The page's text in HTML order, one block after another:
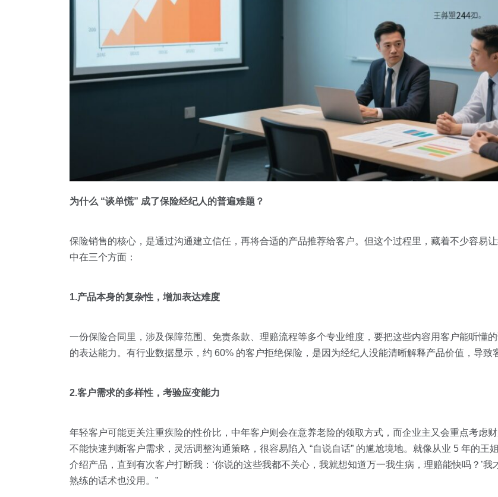
为什么 “谈单慌” 成了保险经纪人的普遍难题？
保险销售的核心，是通过沟通建立信任，再将合适的产品推荐给客户。但这个过程里，藏着不少容易
中在三个方面：
1.产品本身的复杂性，增加表达难度
一份保险合同里，涉及保障范围、免责条款、理赔流程等多个专业维度，要把这些内容用客户能听懂
的表达能力。有行业数据显示，约 60% 的客户拒绝保险，是因为经纪人没能清晰解释产品价值，导致
2.客户需求的多样性，考验应变能力
年轻客户可能更关注重疾险的性价比，中年客户则会在意养老险的领取方式，而企业主又会重点考虑
不能快速判断客户需求，灵活调整沟通策略，很容易陷入 “自说自话” 的尴尬境地。就像从业 5 年的王
介绍产品，直到有次客户打断我：‘你说的这些我都不关心，我就想知道万一我生病，理赔能快吗？’
熟练的话术也没用。”